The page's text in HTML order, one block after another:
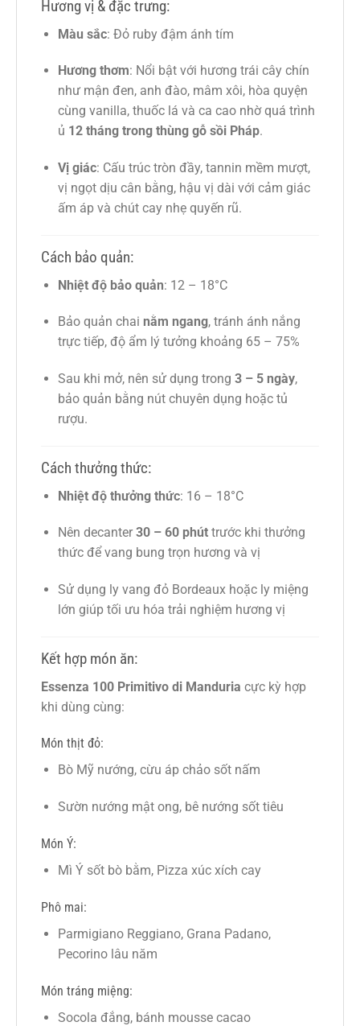
Hương vị & đặc trưng:
Màu sắc: Đỏ ruby đậm ánh tím
Hương thơm: Nổi bật với hương trái cây chín
như mận đen, anh đào, mâm xôi, hòa quyện
cùng vanilla, thuốc lá và ca cao nhờ quá trình
ủ 12 tháng trong thùng gỗ sồi Pháp.
Vị giác: Cấu trúc tròn đầy, tannin mềm mượt,
vị ngọt dịu cân bằng, hậu vị dài với cảm giác
ấm áp và chút cay nhẹ quyến rũ.
Cách bảo quản:
Nhiệt độ bảo quản: 12 – 18°C
Bảo quản chai nằm ngang, tránh ánh nắng
trực tiếp, độ ẩm lý tưởng khoảng 65 – 75%
Sau khi mở, nên sử dụng trong 3 – 5 ngày,
bảo quản bằng nút chuyên dụng hoặc tủ
rượu.
Cách thưởng thức:
Nhiệt độ thưởng thức: 16 – 18°C
Nên decanter 30 – 60 phúttrước khi thưởng
thức để vang bung trọn hương và vị
Sử dụng ly vang đỏ Bordeaux hoặc ly miệng
lớn giúp tối ưu hóa trải nghiệm hương vị
Kết hợp món ăn:
Essenza 100 Primitivo di Manduria cực kỳ hợp
khi dùng cùng:
Món thịt đỏ:
Bò Mỹ nướng, cừu áp chảo sốt nấm
Sườn nướng mật ong, bê nướng sốt tiêu
Món Ý:
Mì Ý sốt bò bằm, Pizza xúc xích cay
Phô mai:
Parmigiano Reggiano, Grana Padano,
Pecorino lâu năm
Món tráng miệng:
Socola đắng, bánh mousse cacao